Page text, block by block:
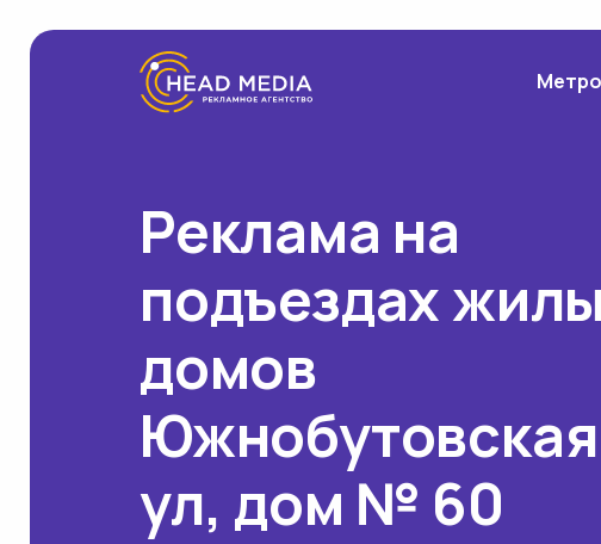
Метро
Реклама на
подъездах
домов
Южнобутовская
ул, дом № 60